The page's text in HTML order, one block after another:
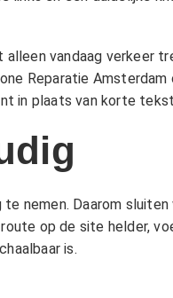
vandaag verkeer
Reparatie Amsterdam
in plaats van korte
nemen. Daarom
op de site helder,
is.